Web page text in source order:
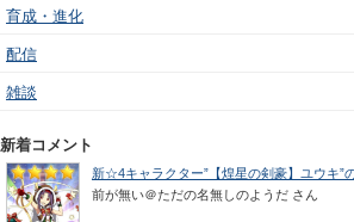
育成・進化
配信
雑談
新着コメント
新☆4キャラクター”【煌星の剣豪】ユウキ”
前が無い＠ただの名無しのようだ さん